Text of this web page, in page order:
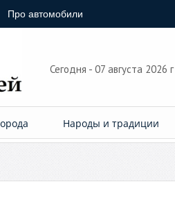
Про автомобили
Сегодня - 07 августа 2026 г
Народы и традиции